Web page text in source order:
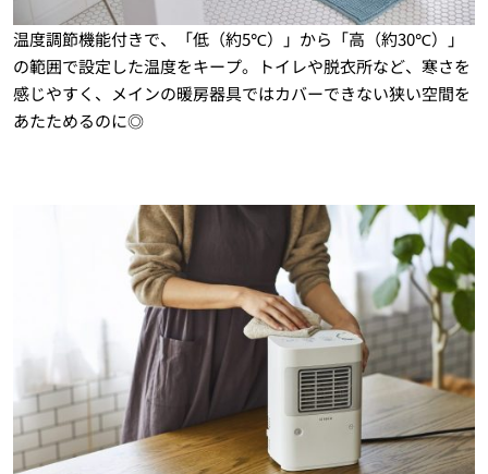
温度調節機能付きで、「低（約5℃）」から「高（約30℃）」
の範囲で設定した温度をキープ。トイレや脱衣所など、寒さを
感じやすく、メインの暖房器具ではカバーできない狭い空間を
あたためるのに◎